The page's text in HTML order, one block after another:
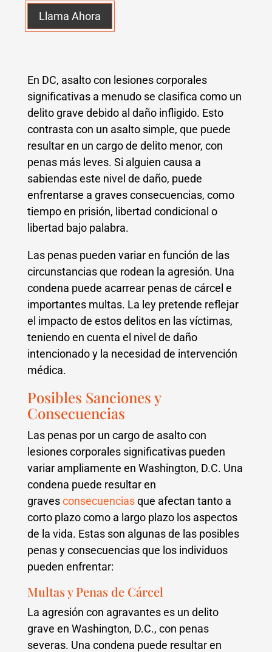
Llama Ahora
En DC, asalto con lesiones corporales
significativas a menudo se clasifica como un
delito grave debido al daño infligido. Esto
contrasta con un asalto simple, que puede
resultar en un cargo de delito menor, con
penas más leves. Si alguien causa a
sabiendas este nivel de daño, puede
enfrentarse a graves consecuencias, como
tiempo en prisión, libertad condicional o
libertad bajo palabra.
Las penas pueden variar en función de las
circunstancias que rodean la agresión. Una
condena puede acarrear penas de cárcel e
importantes multas. La ley pretende reflejar
el impacto de estos delitos en las víctimas,
teniendo en cuenta el nivel de daño
intencionado y la necesidad de intervención
médica.
Posibles Sanciones y
Consecuencias
Las penas por un cargo de asalto con
lesiones corporales significativas pueden
variar ampliamente en Washington, D.C. Una
condena puede resultar en
graves consecuencias que afectan tanto a
corto plazo como a largo plazo los aspectos
de la vida. Estas son algunas de las posibles
penas y consecuencias que los individuos
pueden enfrentar:
Multas y Penas de Cárcel
La agresión con agravantes es un delito
grave en Washington, D.C., con penas
severas. Una condena puede resultar en